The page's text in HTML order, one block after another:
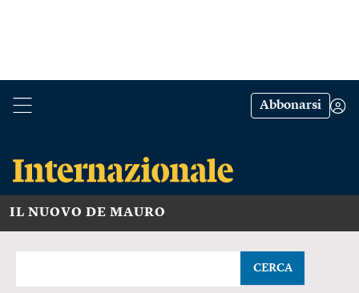
Abbonarsi
IL NUOVO DE MAURO
CERCA